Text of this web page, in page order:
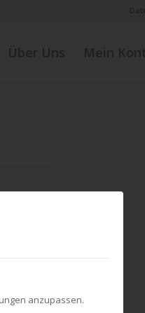
anzupassen.